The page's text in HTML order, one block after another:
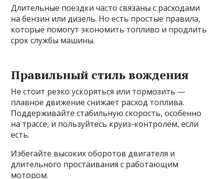
Длительные поездки часто связаны с расходами
на бензин или дизель. Но есть простые правила,
которые помогут экономить топливо и продлить
срок службы машины.
Правильный стиль вождения
Не стоит резко ускоряться или тормозить —
плавное движение снижает расход топлива.
Поддерживайте стабильную скорость, особенно
на трассе, и пользуйтесь круиз-контролем, если
есть.
Избегайте высоких оборотов двигателя и
длительного простаивания с работающим
мотором.